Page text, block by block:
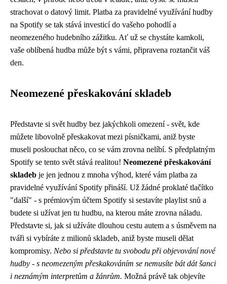
strachovat o datový limit. Platba za pravidelné využívání hudby
na Spotify se tak stává investicí do vašeho pohodlí a
neomezeného hudebního zážitku. Ať už se chystáte kamkoli,
vaše oblíbená hudba může být s vámi, připravena roztančit váš
den.
Neomezené přeskakování skladeb
Představte si svět hudby bez jakýchkoli omezení - svět, kde
můžete libovolně přeskakovat mezi písničkami, aniž byste
museli poslouchat něco, co se vám zrovna nelíbí. S předplatným
Spotify se tento svět stává realitou! Neomezené přeskakování
skladeb je jen jednou z mnoha výhod, které vám platba za
pravidelné využívání Spotify přináší. Už žádné proklaté tlačítko
"další" - s prémiovým účtem Spotify si sestavíte playlist snů a
budete si užívat jen tu hudbu, na kterou máte zrovna náladu.
Představte si, jak si užíváte dlouhou cestu autem a s úsměvem na
tváři si vybíráte z milionů skladeb, aniž byste museli dělat
kompromisy. Nebo si představte tu svobodu při objevování nové
hudby - s neomezeným přeskakováním se nemusíte bát dát šanci
i neznámým interpretům a žánrům. Možná právě tak objevíte